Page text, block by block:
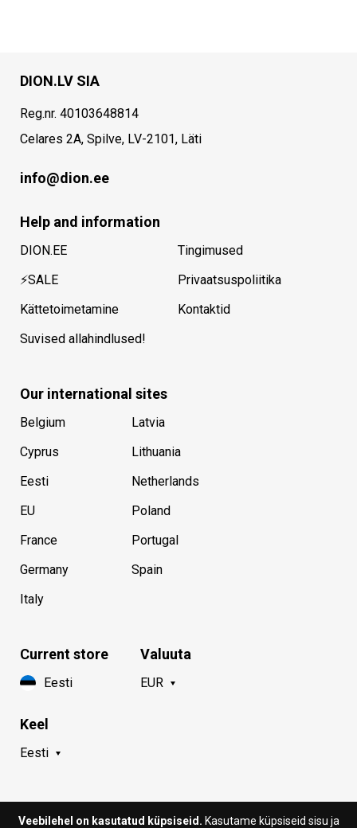
DION.LV SIA
Reg.nr. 40103648814
Celares 2A, Spilve, LV-2101, Läti
info@dion.ee
Help and information
DION.EE
⚡SALE
Kättetoimetamine
Suvised allahindlused!
Tingimused
Privaatsuspoliitika
Kontaktid
Our international sites
Belgium
Cyprus
Eesti
EU
France
Germany
Italy
Latvia
Lithuania
Netherlands
Poland
Portugal
Spain
Current store
Eesti
Keel
Eesti
Valuuta
EUR
Veebilehel on kasutatud küpsiseid. Kasutame küpsiseid sisu ja